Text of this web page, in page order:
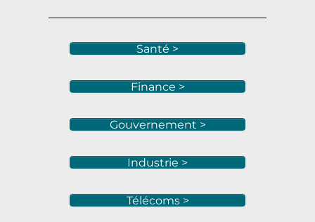
Santé >
Finance >
Gouvernement >
Industrie >
Télécoms >